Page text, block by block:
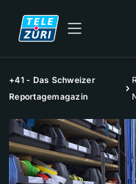
+41 - Das Schweizer
Reportagemagazin